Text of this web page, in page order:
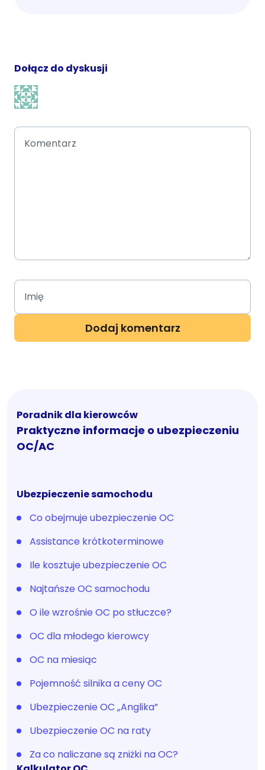
Dołącz do dyskusji
Poradnik dla kierowców
Praktyczne informacje o ubezpieczeniu
OC/AC
Ubezpieczenie samochodu
Co obejmuje ubezpieczenie OC
Assistance krótkoterminowe
Ile kosztuje ubezpieczenie OC
Najtańsze OC samochodu
O ile wzrośnie OC po stłuczce?
OC dla młodego kierowcy
OC na miesiąc
Pojemność silnika a ceny OC
Ubezpieczenie OC „Anglika”
Ubezpieczenie OC na raty
Za co naliczane są zniżki na OC?